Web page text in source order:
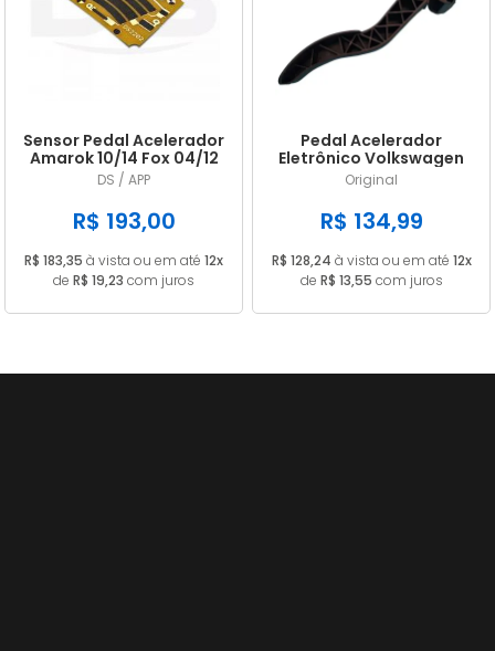
Sensor Pedal Acelerador
Amarok 10/14 Fox 04/12
Kombi 06/12 Audi A3 A4
A6
DS / APP
R$ 193,00
R$ 183,35 à vista ou em até 12x
de R$ 19,23 com juros
Pedal Acelerador
Eletrônico Volkswagen
Up 1.0 3cc 82CV 2014/...
em diante 1S1721503A
Original
R$ 134,99
R$ 128,24 à vista ou em até 12x
de R$ 13,55 com juros